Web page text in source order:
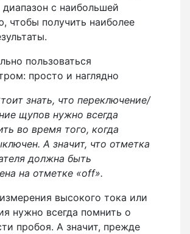
с наибольшей
чтобы получить наиболее
пользоваться
просто и наглядно
знать, что переключение/
щупов нужно всегда
во время того, когда
А значит, что отметка
должна быть
на отметке «off».
высокого тока или
нужно всегда помнить о
пробоя. А значит, прежде